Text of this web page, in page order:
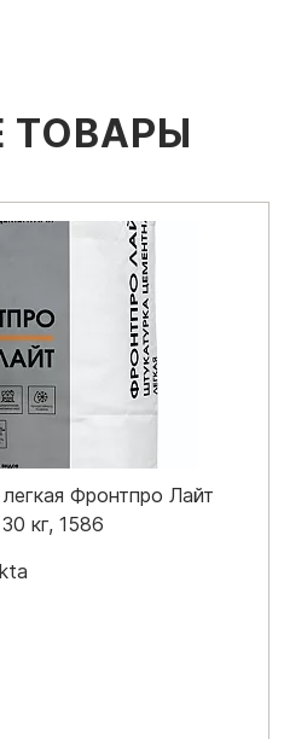
Фронтпро Лайт
кг, 1586